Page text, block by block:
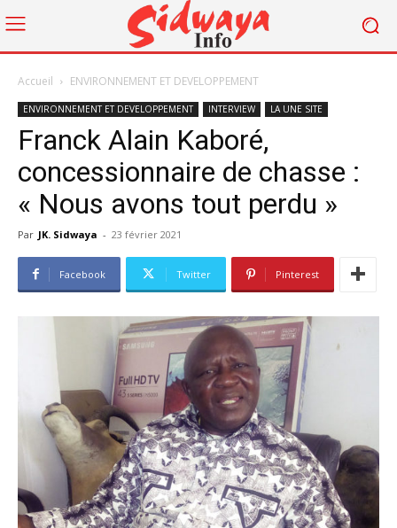
Accueil ENVIRONNEMENT ET DEVELOPPEMENT
ENVIRONNEMENT ET DEVELOPPEMENT INTERVIEW LA UNE SITE
Franck Alain Kaboré,
concessionnaire de chasse :
« Nous avons tout perdu »
Par JK. Sidwaya - 23 février 2021
Facebook Twitter Pinterest